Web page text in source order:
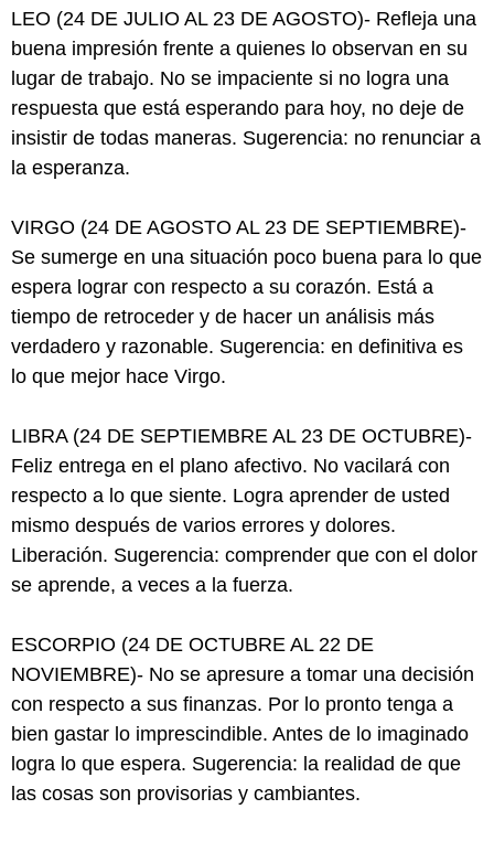
LEO (24 DE JULIO AL 23 DE AGOSTO)- Refleja una
buena impresión frente a quienes lo observan en su
lugar de trabajo. No se impaciente si no logra una
respuesta que está esperando para hoy, no deje de
insistir de todas maneras. Sugerencia: no renunciar a
la esperanza.
VIRGO (24 DE AGOSTO AL 23 DE SEPTIEMBRE)-
Se sumerge en una situación poco buena para lo que
espera lograr con respecto a su corazón. Está a
tiempo de retroceder y de hacer un análisis más
verdadero y razonable. Sugerencia: en definitiva es
lo que mejor hace Virgo.
LIBRA (24 DE SEPTIEMBRE AL 23 DE OCTUBRE)-
Feliz entrega en el plano afectivo. No vacilará con
respecto a lo que siente. Logra aprender de usted
mismo después de varios errores y dolores.
Liberación. Sugerencia: comprender que con el dolor
se aprende, a veces a la fuerza.
ESCORPIO (24 DE OCTUBRE AL 22 DE
NOVIEMBRE)- No se apresure a tomar una decisión
con respecto a sus finanzas. Por lo pronto tenga a
bien gastar lo imprescindible. Antes de lo imaginado
logra lo que espera. Sugerencia: la realidad de que
las cosas son provisorias y cambiantes.